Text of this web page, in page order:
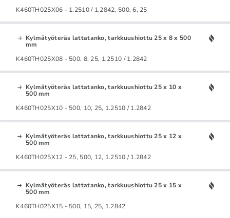
K460TH025X06 - 1.2510 / 1.2842, 500, 6, 25
Kylmätyöteräs lattatanko, tarkkuushiottu 25 x 8 x 500
mm
K460TH025X08 - 500, 8, 25, 1.2510 / 1.2842
Kylmätyöteräs lattatanko, tarkkuushiottu 25 x 10 x
500 mm
K460TH025X10 - 500, 10, 25, 1.2510 / 1.2842
Kylmätyöteräs lattatanko, tarkkuushiottu 25 x 12 x
500 mm
K460TH025X12 - 25, 500, 12, 1.2510 / 1.2842
Kylmätyöteräs lattatanko, tarkkuushiottu 25 x 15 x
500 mm
K460TH025X15 - 500, 15, 25, 1.2842